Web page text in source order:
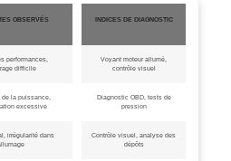
OBSERVÉS INDICES DE DIAGNOSTIC
performances,
difficile
Voyant moteur allumé,
contrôle visuel
de la puissance,
excessive
Diagnostic OBD, tests de
pression
irrégularité dans
Contrôle visuel, analyse des
dépôts